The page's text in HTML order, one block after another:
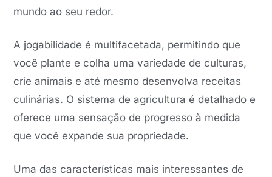
mundo ao seu redor.
A jogabilidade é multifacetada, permitindo que
você plante e colha uma variedade de culturas,
crie animais e até mesmo desenvolva receitas
culinárias. O sistema de agricultura é detalhado e
oferece uma sensação de progresso à medida
que você expande sua propriedade.
Uma das características mais interessantes de